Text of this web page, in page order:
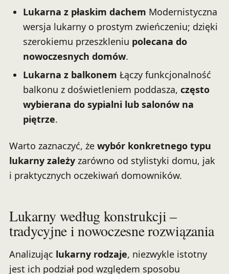
Lukarna z płaskim dachem Modernistyczna
wersja lukarny o prostym zwieńczeniu; dzięki
szerokiemu przeszkleniu polecana do
nowoczesnych domów.
Lukarna z balkonem Łączy funkcjonalność
balkonu z doświetleniem poddasza, często
wybierana do sypialni lub salonów na
piętrze.
Warto zaznaczyć, że wybór konkretnego typu
lukarny zależyzarówno od stylistyki domu, jak
i praktycznych oczekiwań domowników.
Lukarny według konstrukcji –
tradycyjne i nowoczesne rozwiązania
Analizując lukarny rodzaje, niezwykle istotny
jest ich podział pod względem sposobu